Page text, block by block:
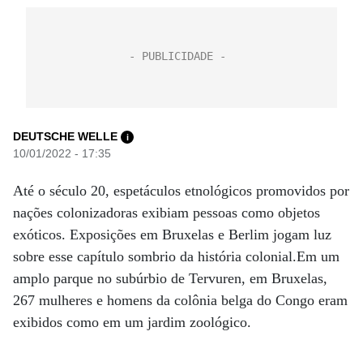
DEUTSCHE WELLE i
10/01/2022 - 17:35
Até o século 20, espetáculos etnológicos promovidos por
nações colonizadoras exibiam pessoas como objetos
exóticos. Exposições em Bruxelas e Berlim jogam luz
sobre esse capítulo sombrio da história colonial.Em um
amplo parque no subúrbio de Tervuren, em Bruxelas,
267 mulheres e homens da colônia belga do Congo eram
exibidos como em um jardim zoológico.